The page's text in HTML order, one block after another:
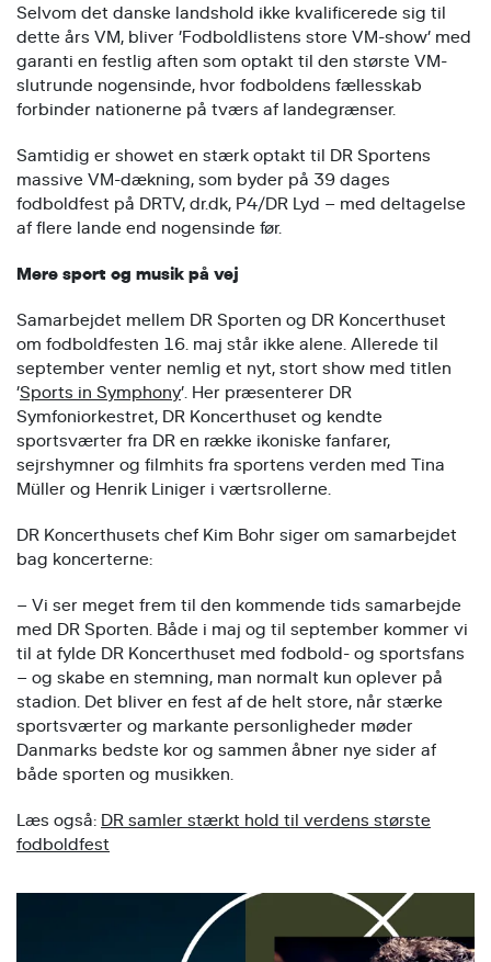
Selvom det danske landshold ikke kvalificerede sig til
dette års VM, bliver ’Fodboldlistens store VM-show’ med
garanti en festlig aften som optakt til den største VM-
slutrunde nogensinde, hvor fodboldens fællesskab
forbinder nationerne på tværs af landegrænser.
Samtidig er showet en stærk optakt til DR Sportens
massive VM-dækning, som byder på 39 dages
fodboldfest på DRTV, dr.dk, P4/DR Lyd – med deltagelse
af flere lande end nogensinde før.
Mere sport og musik på vej
Samarbejdet mellem DR Sporten og DR Koncerthuset
om fodboldfesten 16. maj står ikke alene. Allerede til
september venter nemlig et nyt, stort show med titlen
’Sports in Symphony’. Her præsenterer DR
Symfoniorkestret, DR Koncerthuset og kendte
sportsværter fra DR en række ikoniske fanfarer,
sejrshymner og filmhits fra sportens verden med Tina
Müller og Henrik Liniger i værtsrollerne.
DR Koncerthusets chef Kim Bohr siger om samarbejdet
bag koncerterne:
– Vi ser meget frem til den kommende tids samarbejde
med DR Sporten. Både i maj og til september kommer vi
til at fylde DR Koncerthuset med fodbold- og sportsfans
– og skabe en stemning, man normalt kun oplever på
stadion. Det bliver en fest af de helt store, når stærke
sportsværter og markante personligheder møder
Danmarks bedste kor og sammen åbner nye sider af
både sporten og musikken.
Læs også: DR samler stærkt hold til verdens største
fodboldfest